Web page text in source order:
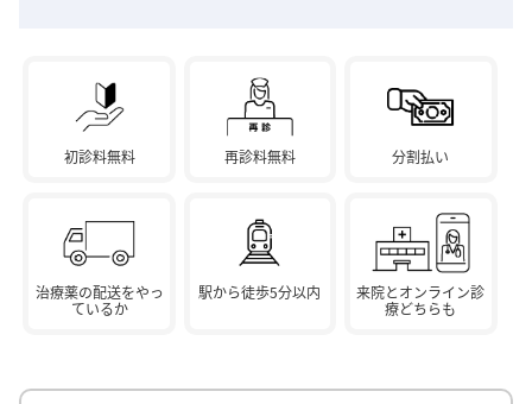
初診料無料 再診料無料 分割払い
治療薬の配送をやっ
ているか
駅から徒歩5分以内
来院とオンライン診
療どちらも